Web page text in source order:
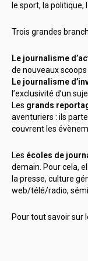
le sport, la politique,
Trois grandes
Le journalisme
de nouveaux
Le journalisme
l’exclusivité d’un
Les grands
aventuriers : ils
couvrent les
Les écoles de
demain. Pour cela,
la presse, culture
web/télé/radio,
Pour tout savoir sur